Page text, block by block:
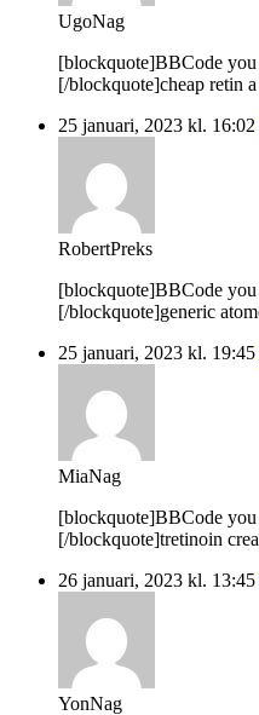
UgoNag
[blockquote]BBCode
[/blockquote]cheap retin
25 januari, 2023 kl. 16:02
RobertPreks
[blockquote]BBCode
[/blockquote]generic
25 januari, 2023 kl. 19:45
MiaNag
[blockquote]BBCode
[/blockquote]tretinoin
26 januari, 2023 kl. 13:45
YonNag